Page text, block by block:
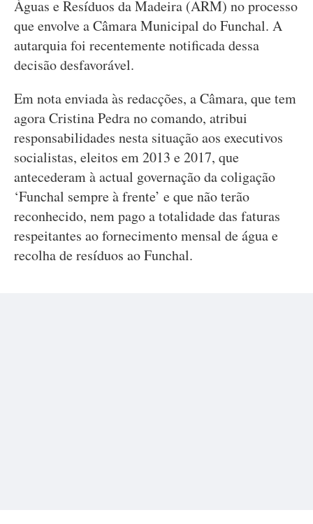
Águas e Resíduos da Madeira (ARM) no processo
que envolve a Câmara Municipal do Funchal. A
autarquia foi recentemente notificada dessa
decisão desfavorável.
Em nota enviada às redacções, a Câmara, que tem
agora Cristina Pedra no comando, atribui
responsabilidades nesta situação aos executivos
socialistas, eleitos em 2013 e 2017, que
antecederam à actual governação da coligação
‘Funchal sempre à frente’ e que não terão
reconhecido, nem pago a totalidade das faturas
respeitantes ao fornecimento mensal de água e
recolha de resíduos ao Funchal.